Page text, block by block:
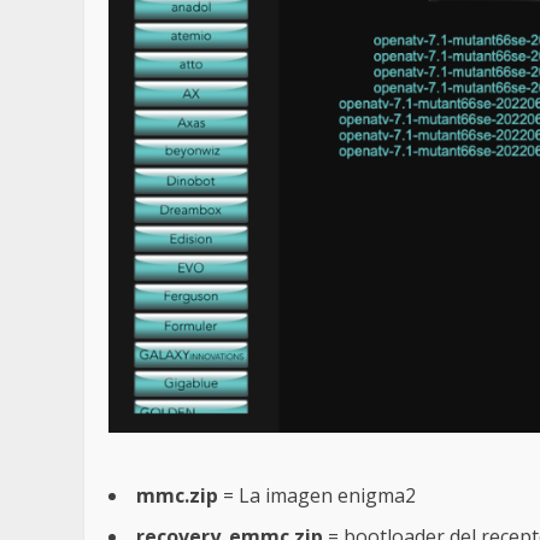
mmc.zip = La imagen enigma2